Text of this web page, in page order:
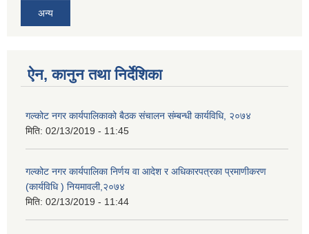
अन्य
ऐन, कानुन तथा निर्देशिका
गल्कोट नगर कार्यपालिकाको बैठक संचालन संम्बन्धी कार्यविधि, २०७४
मिति: 02/13/2019 - 11:45
गल्कोट नगर कार्यपालिका निर्णय वा आदेश र अधिकारपत्रका प्रमाणीकरण
(कार्यविधि ) नियमावली,२०७४
मिति: 02/13/2019 - 11:44